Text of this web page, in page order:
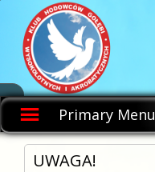
content
KHGWIA.PL
Klub
hodowców
gołębi
wysokolotnych
i
akrobatycznych
Primary Menu
UWAGA!